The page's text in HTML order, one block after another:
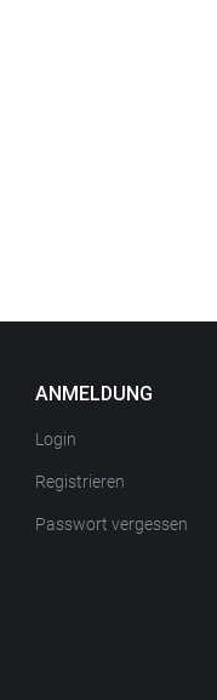
ANMELDUNG
Login
Registrieren
Passwort vergessen